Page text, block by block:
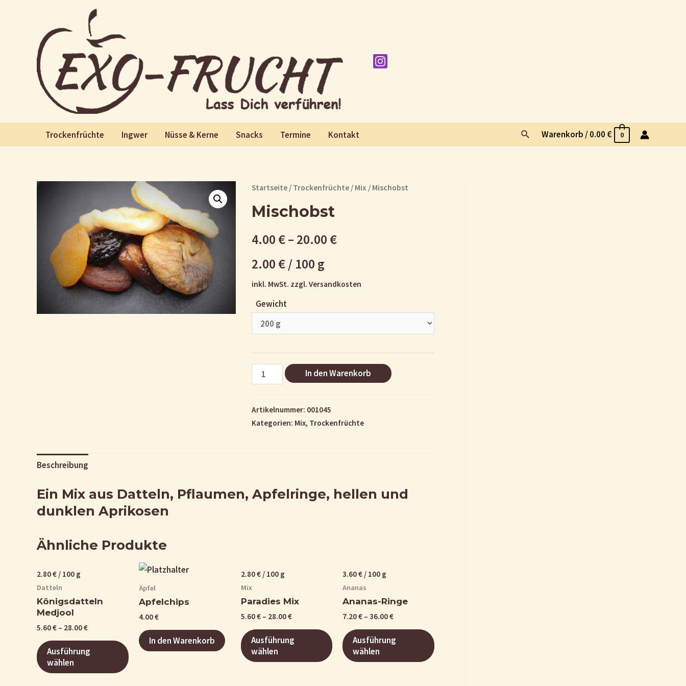
Trockenfrüchte Ingwer Nüsse & Kerne Snacks Termine Kontakt SucheWarenkorb /0.00 € 0
Startseite/ Trockenfrüchte/ Mix / Mischobst
Mischobst
4.00 €– 20.00 €
2.00 €/ 100 g
inkl. MwSt. zzgl. Versandkosten
Gewicht
Mischobst
Menge
In den Warenkorb
Artikelnummer: 001045
Kategorien: Mix, Trockenfrüchte
Beschreibung
Ein Mix aus Datteln, Pflaumen, Apfelringe, hellen und
dunklen Aprikosen
Ähnliche Produkte
2.80€ / 100 g
Datteln
Königsdatteln
Medjool
5.60€ – 28.00€
Ausführung
wählen
Äpfel
Apfelchips
4.00€
In den Warenkorb
2.80€/ 100 g
Mix
Paradies Mix
5.60€– 28.00€
Ausführung
wählen
3.60€ / 100 g
Ananas
Ananas-Ringe
7.20€ –36.00€
Ausführung
wählen